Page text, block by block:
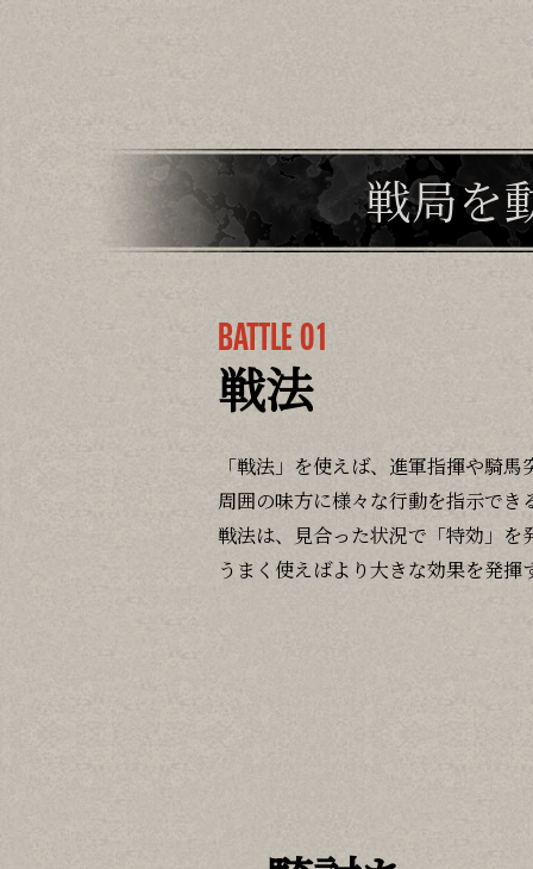
戦局を
BATTLE 01
戦法
「戦法」を使えば、進軍指揮や騎馬
周囲の味方に様々な行動を指示でき
戦法は、見合った状況で「特効」を
うまく使えばより大きな効果を発揮